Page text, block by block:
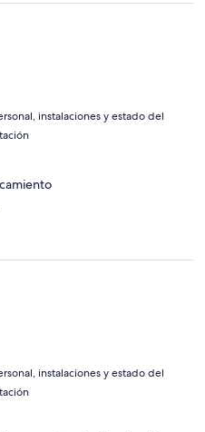
instalaciones y estado del
instalaciones y estado del